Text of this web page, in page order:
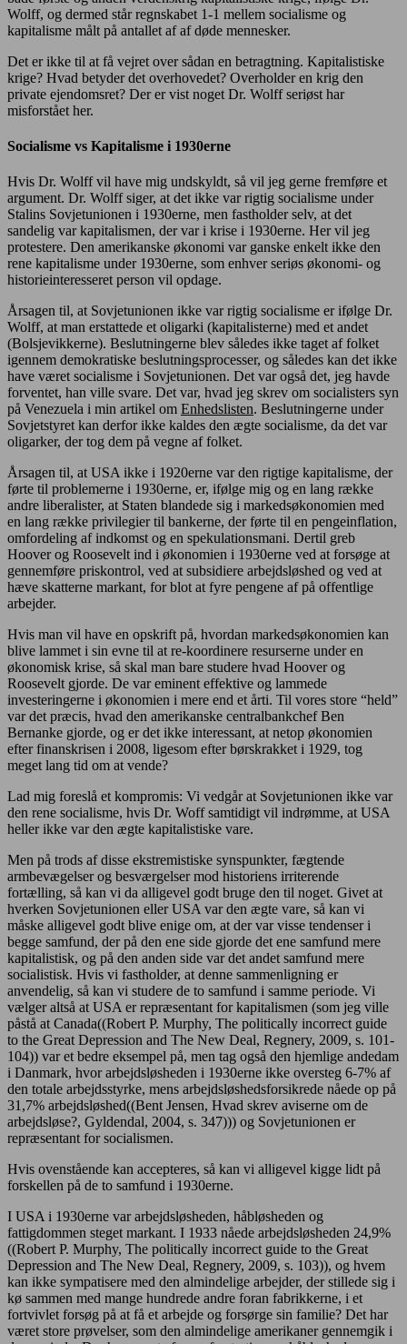
Wolff, og dermed står regnskabet 1-1 mellem socialisme og
kapitalisme målt på antallet af af døde mennesker.
Det er ikke til at få vejret over sådan en betragtning. Kapitalistiske
krige? Hvad betyder det overhovedet? Overholder en krig den
private ejendomsret? Der er vist noget Dr. Wolff seriøst har
misforstået her.
Socialisme vs Kapitalisme i 1930erne
Hvis Dr. Wolff vil have mig undskyldt, så vil jeg gerne fremføre et
argument. Dr. Wolff siger, at det ikke var rigtig socialisme under
Stalins Sovjetunionen i 1930erne, men fastholder selv, at det
sandelig var kapitalismen, der var i krise i 1930erne. Her vil jeg
protestere. Den amerikanske økonomi var ganske enkelt ikke den
rene kapitalisme under 1930erne, som enhver seriøs økonomi- og
historieinteresseret person vil opdage.
Årsagen til, at Sovjetunionen ikke var rigtig socialisme er ifølge Dr.
Wolff, at man erstattede et oligarki (kapitalisterne) med et andet
(Bolsjevikkerne). Beslutningerne blev således ikke taget af folket
igennem demokratiske beslutningsprocesser, og således kan det ikke
have været socialisme i Sovjetunionen. Det var også det, jeg havde
forventet, han ville svare. Det var, hvad jeg skrev om socialisters syn
på Venezuela i min artikel om Enhedslisten. Beslutningerne under
Sovjetstyret kan derfor ikke kaldes den ægte socialisme, da det var
oligarker, der tog dem på vegne af folket.
Årsagen til, at USA ikke i 1920erne var den rigtige kapitalisme, der
førte til problemerne i 1930erne, er, ifølge mig og en lang række
andre liberalister, at Staten blandede sig i markedsøkonomien med
en lang række privilegier til bankerne, der førte til en pengeinflation,
omfordeling af indkomst og en spekulationsmani. Dertil greb
Hoover og Roosevelt ind i økonomien i 1930erne ved at forsøge at
gennemføre priskontrol, ved at subsidiere arbejdsløshed og ved at
hæve skatterne markant, for blot at fyre pengene af på offentlige
arbejder.
Hvis man vil have en opskrift på, hvordan markedsøkonomien kan
blive lammet i sin evne til at re-koordinere resurserne under en
økonomisk krise, så skal man bare studere hvad Hoover og
Roosevelt gjorde. De var eminent effektive og lammede
investeringerne i økonomien i mere end et årti. Til vores store “held”
var det præcis, hvad den amerikanske centralbankchef Ben
Bernanke gjorde, og er det ikke interessant, at netop økonomien
efter finanskrisen i 2008, ligesom efter børskrakket i 1929, tog
meget lang tid om at vende?
Lad mig foreslå et kompromis: Vi vedgår at Sovjetunionen ikke var
den rene socialisme, hvis Dr. Woff samtidigt vil indrømme, at USA
heller ikke var den ægte kapitalistiske vare.
Men på trods af disse ekstremistiske synspunkter, fægtende
armbevægelser og besværgelser mod historiens irriterende
fortælling, så kan vi da alligevel godt bruge den til noget. Givet at
hverken Sovjetunionen eller USA var den ægte vare, så kan vi
måske alligevel godt blive enige om, at der var visse tendenser i
begge samfund, der på den ene side gjorde det ene samfund mere
kapitalistisk, og på den anden side var det andet samfund mere
socialistisk. Hvis vi fastholder, at denne sammenligning er
anvendelig, så kan vi studere de to samfund i samme periode. Vi
vælger altså at USA er repræsentant for kapitalismen (som jeg ville
påstå at Canada((Robert P. Murphy, The politically incorrect guide
to the Great Depression and The New Deal, Regnery, 2009, s. 101-
104)) var et bedre eksempel på, men tag også den hjemlige andedam
i Danmark, hvor arbejdsløsheden i 1930erne ikke oversteg 6-7% af
den totale arbejdsstyrke, mens arbejdsløshedsforsikrede nåede op på
31,7% arbejdsløshed((Bent Jensen, Hvad skrev aviserne om de
arbejdsløse?, Gyldendal, 2004, s. 347))) og Sovjetunionen er
repræsentant for socialismen.
Hvis ovenstående kan accepteres, så kan vi alligevel kigge lidt på
forskellen på de to samfund i 1930erne.
I USA i 1930erne var arbejdsløsheden, håbløsheden og
fattigdommen steget markant. I 1933 nåede arbejdsløsheden 24,9%
((Robert P. Murphy, The politically incorrect guide to the Great
Depression and The New Deal, Regnery, 2009, s. 103)), og hvem
kan ikke sympatisere med den almindelige arbejder, der stillede sig i
kø sammen med mange hundrede andre foran fabrikkerne, i et
fortvivlet forsøg på at få et arbejde og forsørge sin familie? Det har
været store prøvelser, som den almindelige amerikaner gennemgik i